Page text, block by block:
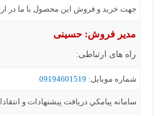
جهت خرید و فروش این محصول با ما در
مدیر فروش: حسینی
راه های ارتباطی:
شماره موبايل: 09194601519
سامانه پيامکي دریافت پیشنهادات و